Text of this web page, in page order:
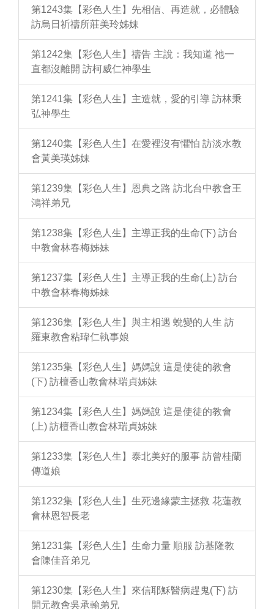
第1243集【彩色人生】先相信、再造就，必體驗
訪烏日祈禱所莊美玲姊妹
第1242集【彩色人生】禱告 主說：我知道 祂一
直都沒離開 訪柯威仁神學生
第1241集【彩色人生】主造就，愛的引導 訪林秉
弘神學生
第1240集【彩色人生】在愛裡沒有懼怕 訪淡水教
會黃美瑛姊妹
第1239集【彩色人生】恩典之路 訪北台中教會王
鴻祥弟兄
第1238集【彩色人生】主導正我的生命(下) 訪台
中教會林春梅姊妹
第1237集【彩色人生】主導正我的生命(上) 訪台
中教會林春梅姊妹
第1236集【彩色人生】與主相遇 蛻變的人生 訪
羅東教會粘瑋仁執事娘
第1235集【彩色人生】媽媽說 這是使徒的教會
(下) 訪檀香山教會林瑞貞姊妹
第1234集【彩色人生】媽媽說 這是使徒的教會
(上) 訪檀香山教會林瑞貞姊妹
第1233集【彩色人生】泰北美好的服事 訪曾桂蘭
傳道娘
第1232集【彩色人生】生死邊緣蒙主拯救 花蓮教
會林恩智長老
第1231集【彩色人生】生命力量 順服 訪基隆教
會陳佳音弟兄
第1230集【彩色人生】來信耶穌醫病趕鬼(下) 訪
開元教會吳承翰弟兄